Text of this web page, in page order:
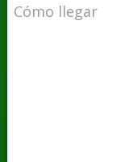
Cómo llegar